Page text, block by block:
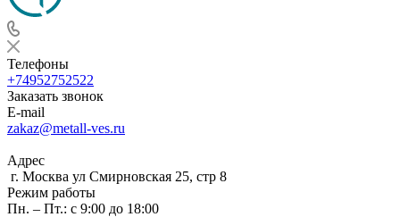
Телефоны
+74952752522
Заказать звонок
E-mail
zakaz@metall-ves.ru
Адрес
г. Москва ул Смирновская 25, стр 8
Режим работы
Пн. – Пт.: с 9:00 до 18:00